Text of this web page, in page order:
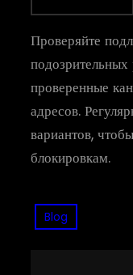
Проверяйте
подозрительных
проверенные
адресов.
вариантов,
блокировкам.
Blog